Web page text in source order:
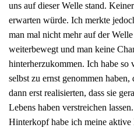
uns auf dieser Welle stand.
erwarten würde. Ich merkte
man mal nicht mehr auf der
weiterbewegt und man keine
hinterherzukommen. Ich habe so
selbst zu ernst genommen
dann erst realisierten, dass sie
Lebens haben verstreichen
Hinterkopf habe ich meine